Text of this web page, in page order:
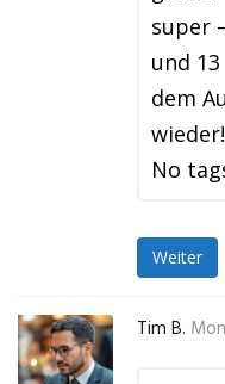
super
und
dem
wieder!
No
Weiter
Tim B.